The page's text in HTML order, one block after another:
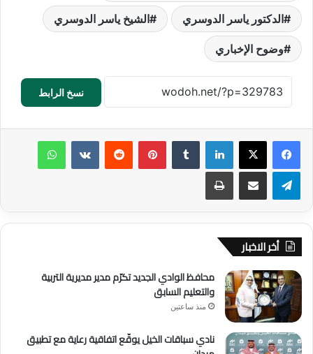
الدكتور ياسر الدوسري الشيخ ياسر الدوسري
وضوح الإخباري
نسخ الرابط
لينكدإن بينتيريست
أخر الاخبار
محافظ الوادي الجديد تكرّم مدير مديرية التربية
والتعليم السابق
منذ ساعتين
نادي سباقات الخيل يوقّع اتفاقية رعاية مع تطبيق